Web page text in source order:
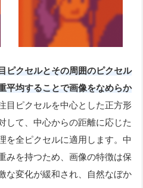
ピクセルとその周囲のピクセル
平均することで画像をなめらか
目ピクセルを中心とした正方形
して、中心からの距離に応じた
を全ピクセルに適用します。中
みを持つため、画像の特徴は保
な変化が緩和され、自然なぼか